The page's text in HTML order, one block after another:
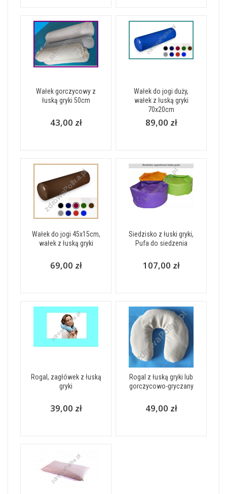
Wałek gorczycowy z
łuską gryki 50cm
43,00 zł
Wałek do jogi duży,
wałek z łuską gryki
70x20cm
89,00 zł
Wałek do jogi 45x15cm,
wałek z łuską gryki
69,00 zł
Siedzisko z łuski gryki,
Pufa do siedzenia
107,00 zł
Rogal, zagłówek z łuską
gryki
39,00 zł
Rogal z łuską gryki lub
gorczycowo-gryczany
49,00 zł